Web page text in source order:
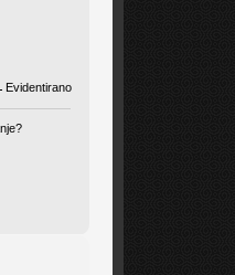
Evidentirano